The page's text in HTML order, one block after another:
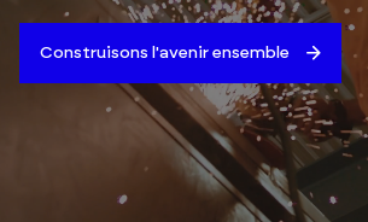
Construisons l'avenir ensemble